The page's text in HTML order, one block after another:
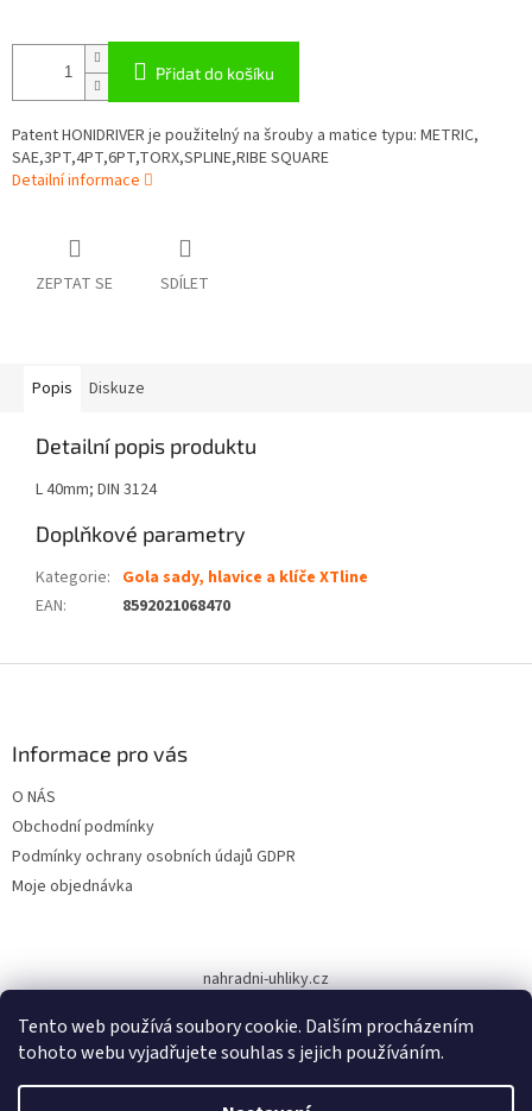
Tento web používá soubory cookie. Dalším procházením
tohoto webu vyjadřujete souhlas s jejich používáním.
Přidat do košíku
Patent HONIDRIVER je použitelný na šrouby a matice typu: METRIC,
SAE,3PT,4PT,6PT,TORX,SPLINE,RIBE SQUARE
Detailní informace
ZEPTAT SE SDÍLET
Popis Diskuze
Detailní popis produktu
L 40mm; DIN 3124
Doplňkové parametry
Kategorie: Gola sady, hlavice a klíče XTline
EAN: 8592021068470
Informace pro vás
O NÁS
Obchodní podmínky
Podmínky ochrany osobních údajů GDPR
Moje objednávka
nahradni-uhliky.cz